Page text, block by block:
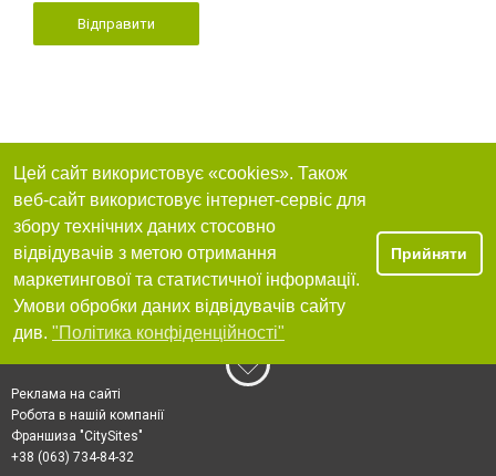
Відправити
Цей сайт використовує «cookies». Також
веб-сайт використовує інтернет-сервіс для
збору технічних даних стосовно
відвідувачів з метою отримання
маркетингової та статистичної інформації.
Умови обробки даних відвідувачів сайту
див. "Політика конфіденційності"
Прийняти
Реклама на сайті
Робота в нашій компанії
Франшиза "CitySites"
+38 (063) 734-84-32